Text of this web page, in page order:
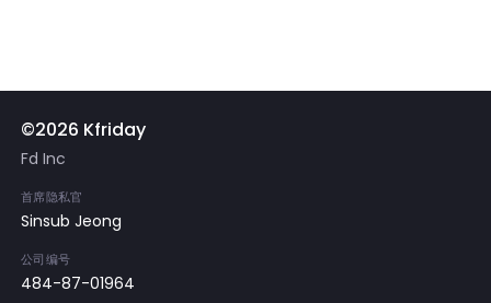
©2026 Kfriday
Fd Inc
首席隐私官
Sinsub Jeong
公司编号
484-87-01964